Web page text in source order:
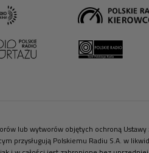
lub wytworów objętych ochroną
przysługują Polskiemu Radiu S.A. w